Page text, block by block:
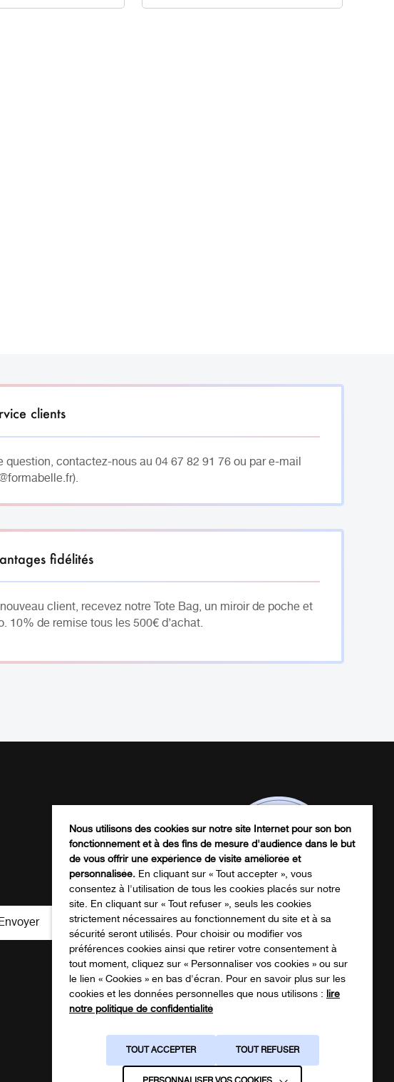
clients
question, contactez-nous au 04 67 82 91 76 ou par e-mail
fidélités
client, recevez notre Tote Bag, un miroir de poche et
10% de remise tous les 500€ d’achat.
Télécharger notre catalogue produits
NOTRE CATALOGUE
Nous utilisons des cookies sur notre site Internet pour son bon
fonctionnement et à des fins de mesure d'audience dans le but
de vous offrir une expérience de visite améliorée et
personnalisée. En cliquant sur « Tout accepter », vous
consentez à l'utilisation de tous les cookies placés sur notre
site. En cliquant sur « Tout refuser », seuls les cookies
strictement nécessaires au fonctionnement du site et à sa
sécurité seront utilisés. Pour choisir ou modifier vos
préférences cookies ainsi que retirer votre consentement à
tout moment, cliquez sur « Personnaliser vos cookies » ou sur
le lien « Cookies » en bas d'écran. Pour en savoir plus sur les
cookies et les données personnelles que nous utilisons : lire
notre politique de confidentialité
TOUT ACCEPTER TOUT REFUSER